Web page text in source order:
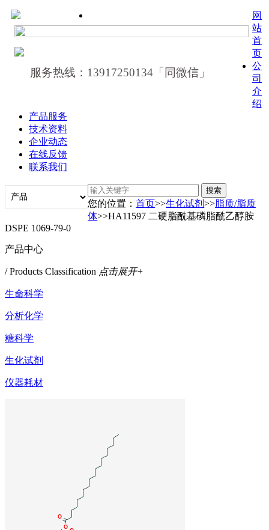
服务热线：13917250134「同微信」
网
站
首
页
公
司
介
绍
产品服务
技术资料
企业动态
在线反馈
联系我们
您的位置：首页>>生化试剂>>脂质/脂质
体>>HA11597 二硬脂酰基磷脂酰乙醇胺
DSPE 1069-79-0
产品中心
/ Products Classification 点击展开+
生命科学
分析化学
糖科学
生化试剂
仪器耗材